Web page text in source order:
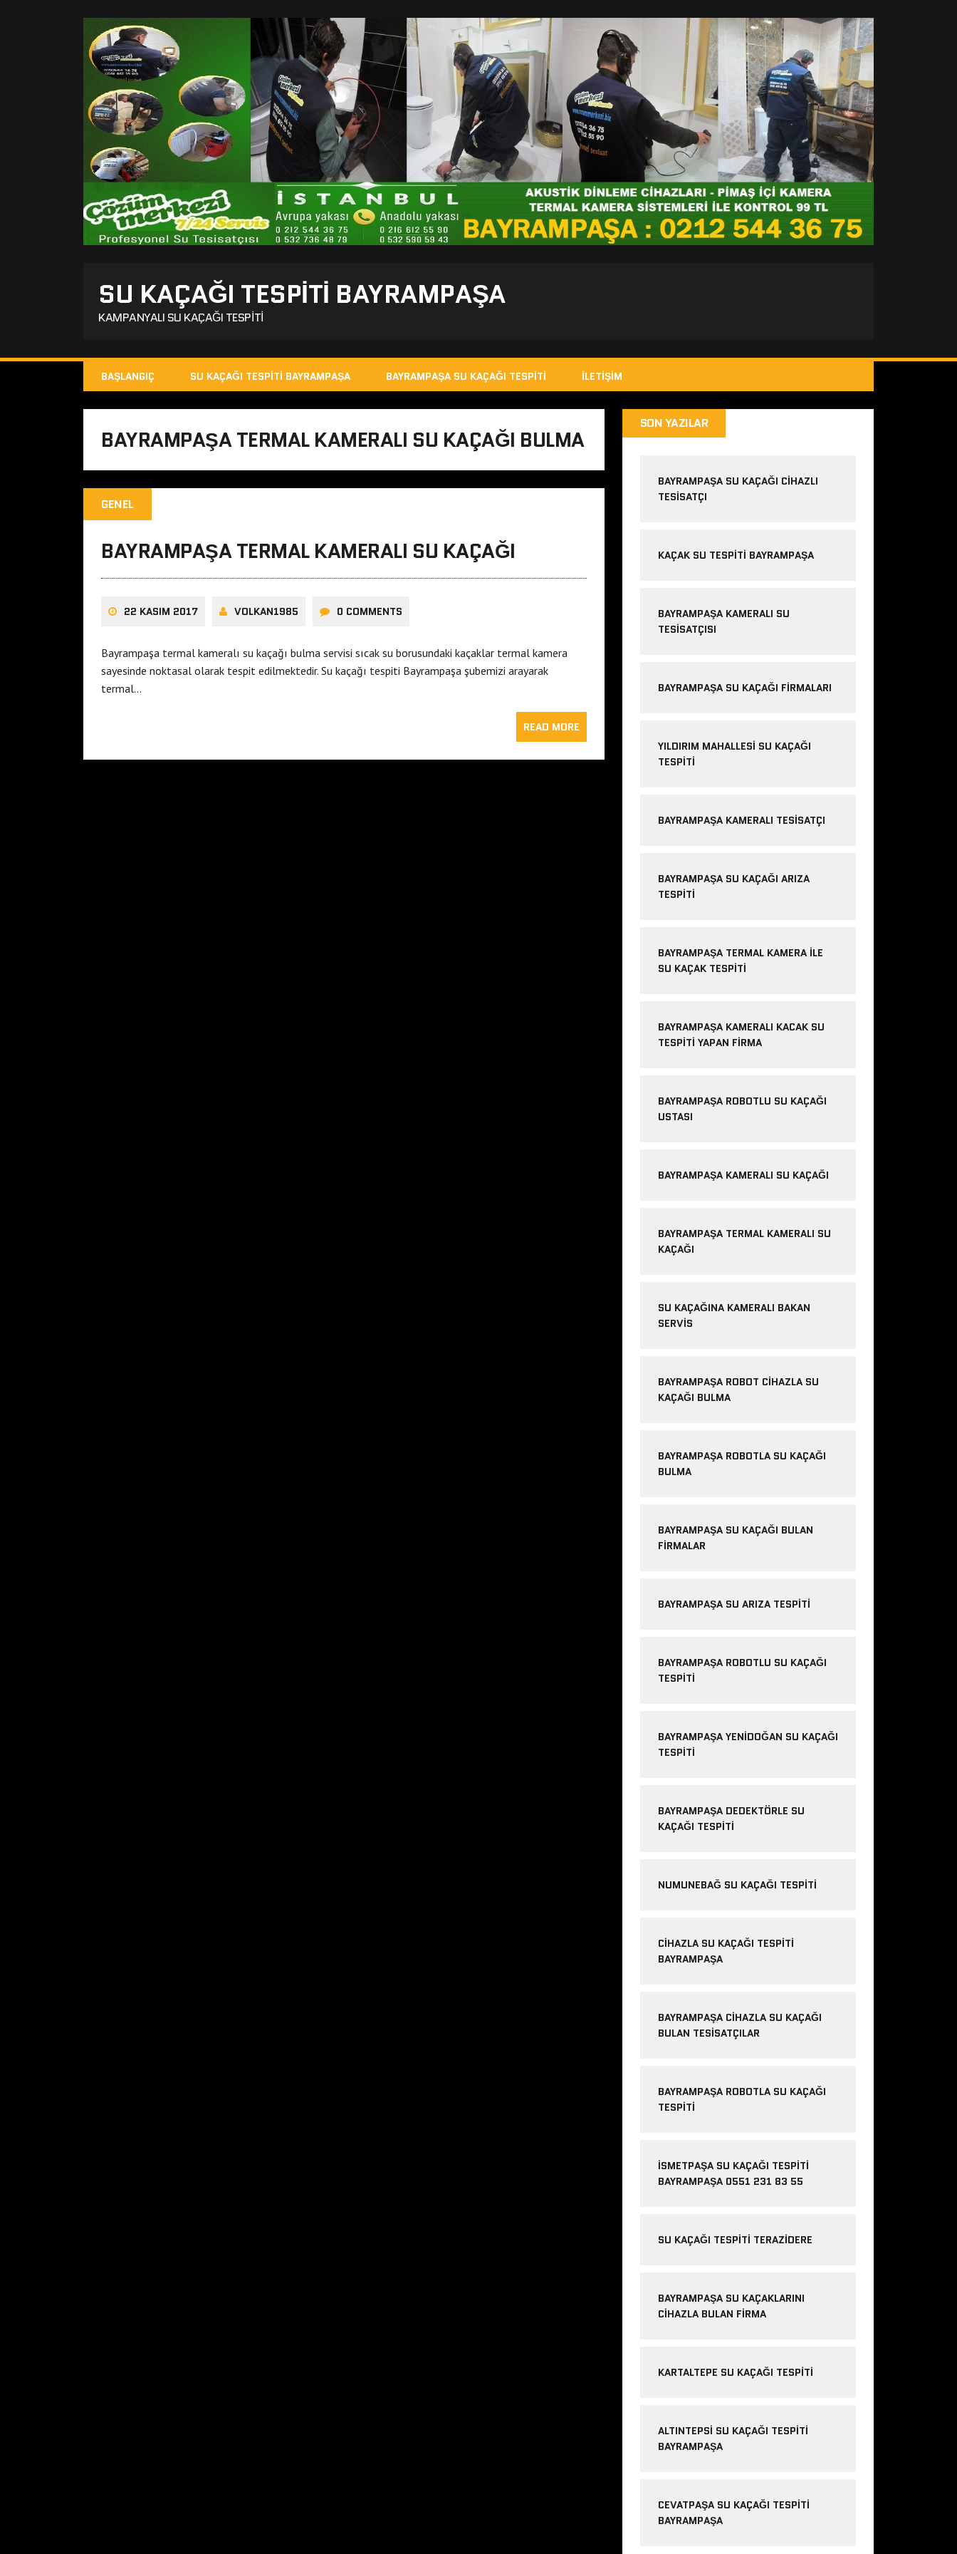
SU KAÇAĞI TESPITI BAYRAMPAŞA
KAMPANYALI SU KAÇAĞI TESPITI
BAŞLANGIÇ SU KAÇAĞI TESPITI BAYRAMPAŞA BAYRAMPAŞA SU KAÇAĞI TESPITI İLETIŞIM
BAYRAMPAŞA TERMAL KAMERALI SU KAÇAĞI BULMA
GENEL
BAYRAMPAŞA TERMAL KAMERALI SU KAÇAĞI
22 KASIM 2017 VOLKAN1985 0 COMMENTS
Bayrampaşa termal kameralı su kaçağı bulma servisi sıcak su borusundaki kaçaklar termal kamera
sayesinde noktasal olarak tespit edilmektedir. Su kaçağı tespiti Bayrampaşa şubemizi arayarak
termal…
READ MORE
SON YAZILAR
BAYRAMPAŞA SU KAÇAĞI CIHAZLI
TESISATÇI
KAÇAK SU TESPITI BAYRAMPAŞA
BAYRAMPAŞA KAMERALI SU
TESISATÇISI
BAYRAMPAŞA SU KAÇAĞI FIRMALARI
YILDIRIM MAHALLESI SU KAÇAĞI
TESPITI
BAYRAMPAŞA KAMERALI TESISATÇI
BAYRAMPAŞA SU KAÇAĞI ARIZA
TESPITI
BAYRAMPAŞA TERMAL KAMERA ILE
SU KAÇAK TESPITI
BAYRAMPAŞA KAMERALI KACAK SU
TESPITI YAPAN FIRMA
BAYRAMPAŞA ROBOTLU SU KAÇAĞI
USTASI
BAYRAMPAŞA KAMERALI SU KAÇAĞI
BAYRAMPAŞA TERMAL KAMERALI SU
KAÇAĞI
SU KAÇAĞINA KAMERALI BAKAN
SERVIS
BAYRAMPAŞA ROBOT CIHAZLA SU
KAÇAĞI BULMA
BAYRAMPAŞA ROBOTLA SU KAÇAĞI
BULMA
BAYRAMPAŞA SU KAÇAĞI BULAN
FIRMALAR
BAYRAMPAŞA SU ARIZA TESPITI
BAYRAMPAŞA ROBOTLU SU KAÇAĞI
TESPITI
BAYRAMPAŞA YENIDOĞAN SU KAÇAĞI
TESPITI
BAYRAMPAŞA DEDEKTÖRLE SU
KAÇAĞI TESPITI
NUMUNEBAĞ SU KAÇAĞI TESPITI
CIHAZLA SU KAÇAĞI TESPITI
BAYRAMPAŞA
BAYRAMPAŞA CIHAZLA SU KAÇAĞI
BULAN TESISATÇILAR
BAYRAMPAŞA ROBOTLA SU KAÇAĞI
TESPITI
İSMETPAŞA SU KAÇAĞI TESPITI
BAYRAMPAŞA 0551 231 83 55
SU KAÇAĞI TESPITI TERAZIDERE
BAYRAMPAŞA SU KAÇAKLARINI
CIHAZLA BULAN FIRMA
KARTALTEPE SU KAÇAĞI TESPITI
ALTINTEPSI SU KAÇAĞI TESPITI
BAYRAMPAŞA
CEVATPAŞA SU KAÇAĞI TESPITI
BAYRAMPAŞA